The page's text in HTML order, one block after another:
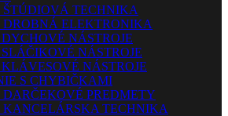
ŠTÚDIOVÁ TECHNIKA
DROBNÁ ELEKTRONIKA
NÁSTROJE
NÁSTROJE
NÁSTROJE
S CHYBIČKAMI
DARČEKOVÉ PREDMETY
KANCELÁRSKA TECHNIKA